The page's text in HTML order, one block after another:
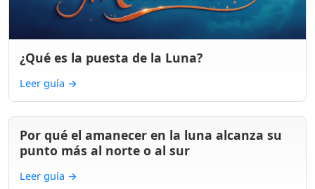
¿Qué es la puesta de la Luna?
Leer guía →
Por qué el amanecer en la luna alcanza su
punto más al norte o al sur
Leer guía →